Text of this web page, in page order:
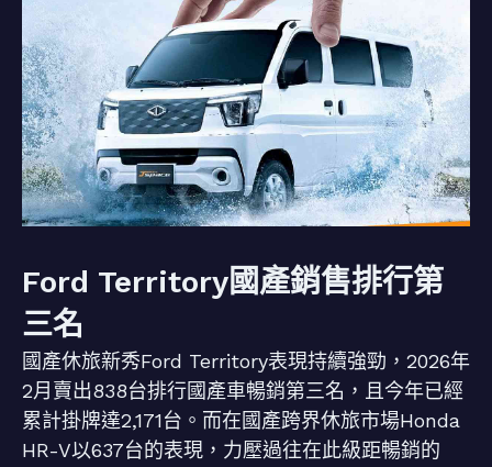
Ford Territory國產銷售排行第
三名
國產休旅新秀Ford Territory表現持續強勁，2026年
2月賣出838台排行國產車暢銷第三名，且今年已經
累計掛牌達2,171台。而在國產跨界休旅市場Honda
HR-V以637台的表現，力壓過往在此級距暢銷的